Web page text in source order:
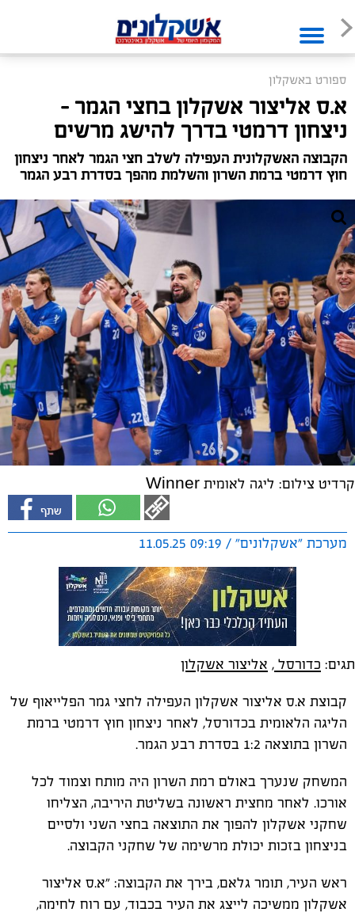
ספורט באשקלון
א.ס אליצור אשקלון בחצי הגמר –
ניצחון דרמטי בדרך להישג מרשים
הקבוצה האשקלונית העפילה לשלב חצי הגמר לאחר ניצחון
חוץ דרמטי ברמת השרון והשלמת מהפך בסדרת רבע הגמר
קרדיט צילום: ליגה לאומית Winner
מערכת "אשקלונים" / 09:19 11.05.25
תגים: כדורסל , אליצור אשקלון
קבוצת א.ס אליצור אשקלון העפילה לחצי גמר הפלייאוף של
הליגה הלאומית בכדורסל, לאחר ניצחון חוץ דרמטי ברמת
השרון בתוצאה 1:2 בסדרת רבע הגמר.
המשחק שנערך באולם רמת השרון היה מותח וצמוד לכל
אורכו. לאחר מחצית ראשונה בשליטת היריבה, הצליחו
שחקני אשקלון להפוך את התוצאה בחצי השני ולסיים
בניצחון בזכות יכולת מרשימה של שחקני הקבוצה.
ראש העיר, תומר גלאם, בירך את הקבוצה: "א.ס אליצור
אשקלון ממשיכה לייצג את העיר בכבוד, עם רוח לחימה,